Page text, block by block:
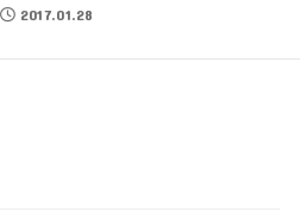
2017.01.28